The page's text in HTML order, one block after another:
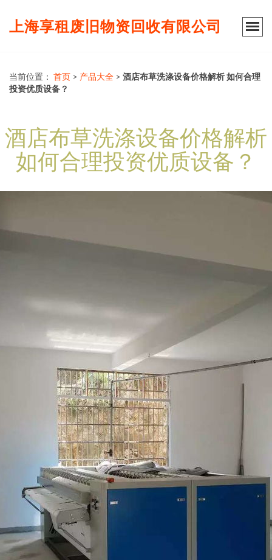
上海享租废旧物资回收有限公司
当前位置： 首页 > 产品大全 > 酒店布草洗涤设备价格解析 如何合理
投资优质设备？
酒店布草洗涤设备价格解析
如何合理投资优质设备？